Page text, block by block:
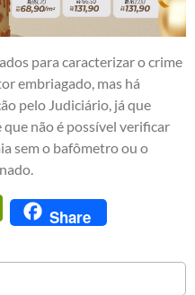
para caracterizar o crime
embriagado, mas há
pelo Judiciário, já que
não é possível verificar
sem o bafômetro ou o
PrintFriendly
Share